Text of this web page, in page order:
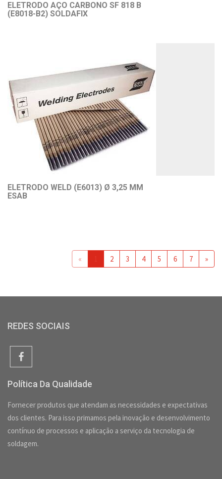
ELETRODO AÇO CARBONO SF 818 B
(E8018-B2) SOLDAFIX
ELETRODO WELD (E6013) Ø 3,25 MM
ESAB
« 2 3 4 5 6 7 »
REDES SOCIAIS
Política Da Qualidade
Fornecer produtos que atendam as necessidades e expectativas
dos clientes. Para isso primamos pela inovação e desenvolvimento
contínuo de processos e aplicação a serviço da tecnologia de
soldagem.